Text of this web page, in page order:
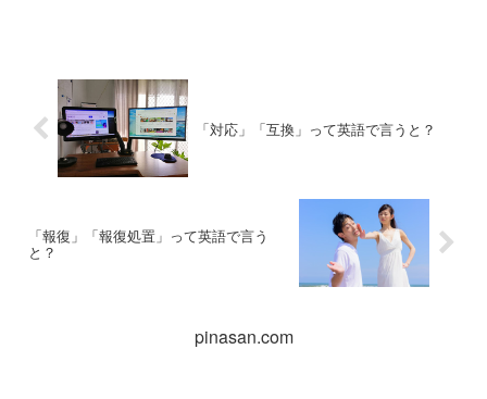
「対応」「互換」って英語で言うと？
「報復」「報復処置」って英語で言う
と？
pinasan.com